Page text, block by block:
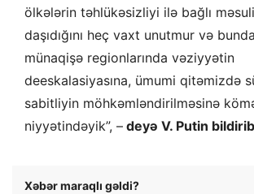
ölkələrin təhlükəsizliyi ilə bağlı
daşıdığını heç vaxt unutmur və
münaqişə regionlarında vəziyyətin
deeskalasiyasına, ümumi qitəmizdə
sabitliyin möhkəmləndirilməsinə
niyyətindəyik”, – deyə V. Putin
Xəbər maraqlı gəldi?